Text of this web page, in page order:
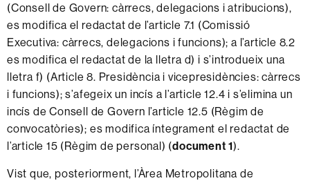
(Consell de Govern: càrrecs, delegacions i atribucions),
es modifica el redactat de l’article 7.1 (Comissió
Executiva: càrrecs, delegacions i funcions); a l’article 8.2
es modifica el redactat de la lletra d) i s’introdueix una
lletra f) (Article 8. Presidència i vicepresidències: càrrecs
i funcions); s’afegeix un incís a l’article 12.4 i s’elimina un
incís de Consell de Govern l’article 12.5 (Règim de
convocatòries); es modifica íntegrament el redactat de
l’article 15 (Règim de personal) (document 1).
Vist que, posteriorment, l’Àrea Metropolitana de